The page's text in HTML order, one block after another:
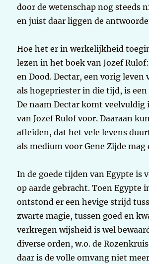
door de wetenschap nog steeds
en juist daar liggen de
Hoe het er in werkelijkheid
lezen in het boek van Jozef
en Dood. Dectar, een vorig leven
als hogepriester in die tijd, is
De naam Dectar komt veelvuldig
van Jozef Rulof voor. Daaraan
afleiden, dat het vele levens
als medium voor Gene Zijde mag
In de goede tijden van Egypte is
op aarde gebracht. Toen Egypte
ontstond er een hevige strijd
zwarte magie, tussen goed en
verkregen wijsheid is wel
diverse orden, w.o. de
daar is de volle omvang niet